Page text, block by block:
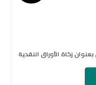
زكاة الأوراق النقدية